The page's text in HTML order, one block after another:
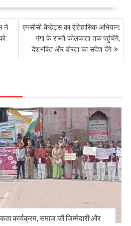
ar
ने
एनसीसी कैडेट्स का ऐतिहासिक अभियान:
गंगा के रास्ते कोलकाता तक पहुंचेंगे,
देशभक्ति और वीरता का संदेश देंगे
कार्यक्रम, समाज की जिम्मेदारी और